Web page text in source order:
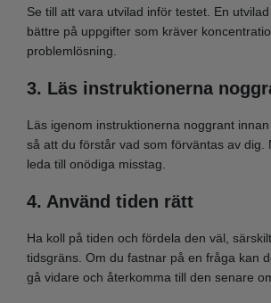
Se till att vara utvilad inför testet. En
bättre på uppgifter som kräver
problemlösning.
3. Läs instruktionerna
Läs igenom instruktionerna noggrant
så att du förstår vad som förväntas av dig.
leda till onödiga misstag.
4. Använd tiden rätt
Ha koll på tiden och fördela den väl,
tidsgräns. Om du fastnar på en fråga kan
gå vidare och återkomma till den senare